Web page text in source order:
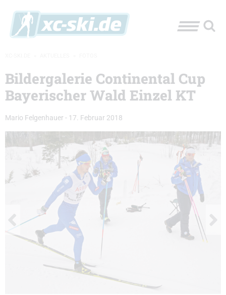
Bildergalerie Continental Cup
Bayerischer Wald Einzel KT
Mario Felgenhauer - 17. Februar 2018